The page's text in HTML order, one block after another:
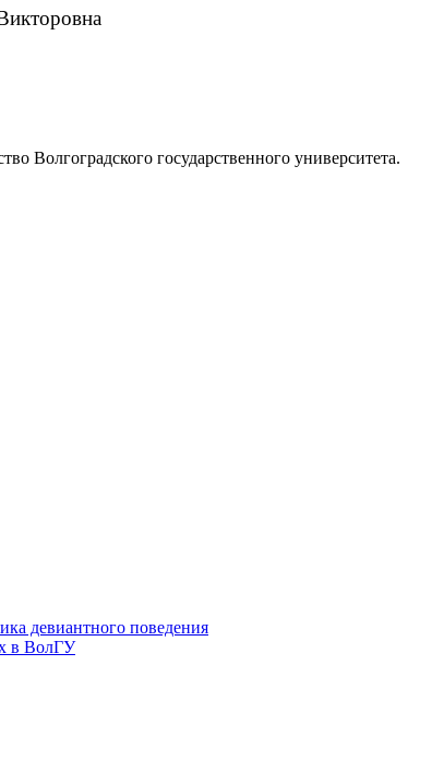
Волгоградского государственного университета.
девиантного поведения
в ВолГУ